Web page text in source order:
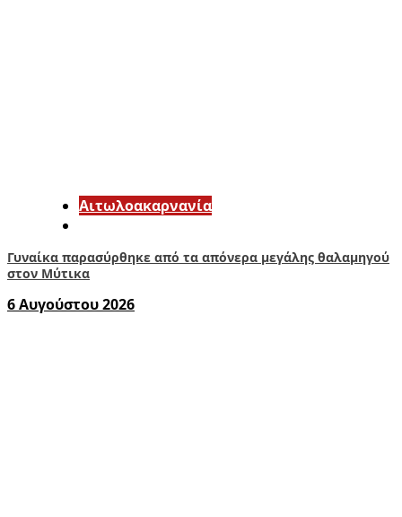
Αιτωλοακαρνανία
Γυναίκα παρασύρθηκε από τα απόνερα μεγάλης θαλαμηγού
στον Μύτικα
6 Αυγούστου 2026